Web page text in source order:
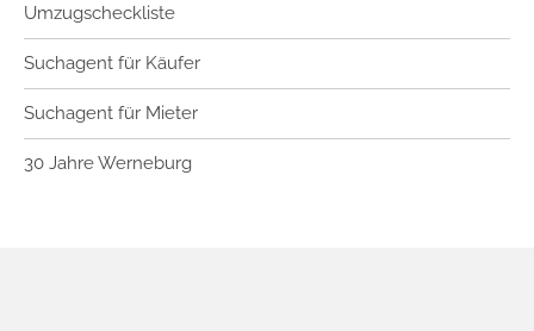
Umzugscheckliste
Suchagent für Käufer
Suchagent für Mieter
30 Jahre Werneburg